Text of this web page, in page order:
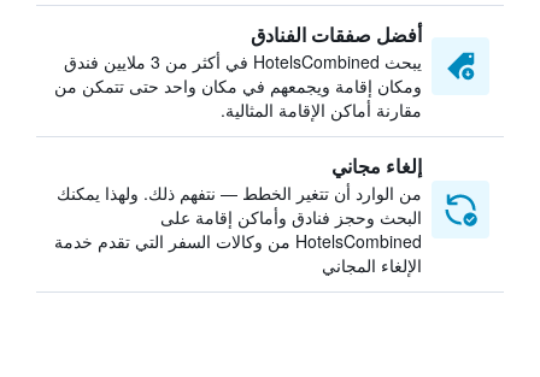
أفضل صفقات الفنادق
يبحث HotelsCombined في أكثر من 3 ملايين فندق
ومكان إقامة ويجمعهم في مكان واحد حتى تتمكن من
مقارنة أماكن الإقامة المثالية.
إلغاء مجاني
من الوارد أن تتغير الخطط — نتفهم ذلك. ولهذا يمكنك
البحث وحجز فنادق وأماكن إقامة على
HotelsCombined من وكالات السفر التي تقدم خدمة
الإلغاء المجاني